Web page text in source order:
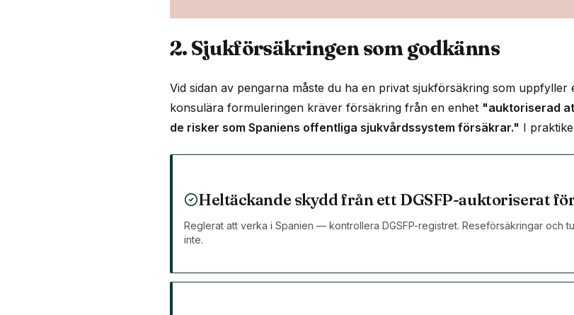
2. Sjukförsäkringen som godkänns
Vid sidan av pengarna måste du ha en privat sjukförsäkring som uppfyller
konsulära formuleringen kräver försäkring från en enhet "auktoriserad
de risker som Spaniens offentliga sjukvårdssystem försäkrar." I
Heltäckande skydd från ett DGSFP-auktoriserat
Reglerat att verka i Spanien — kontrollera DGSFP-registret. Reseförsäkringar och
inte.